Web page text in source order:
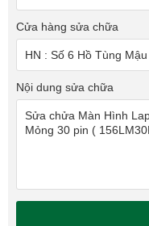
Cửa hàng sửa chữa
Nội dung sửa chữa